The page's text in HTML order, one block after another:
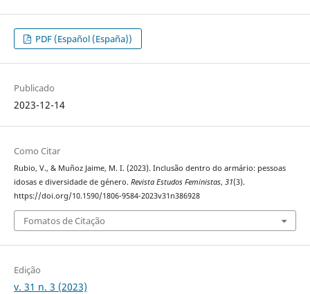
PDF (Español (España))
Publicado
2023-12-14
Como Citar
Rubio, V., & Muñoz Jaime, M. I. (2023). Inclusão dentro do armário: pessoas
idosas e diversidade de género. Revista Estudos Feministas, 31(3).
https://doi.org/10.1590/1806-9584-2023v31n386928
Fomatos de Citação
Edição
v. 31 n. 3 (2023)